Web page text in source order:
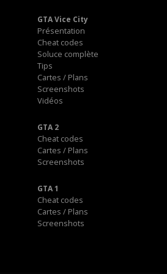
GTA Vice City
Présentation
Cheat codes
Soluce complète
Tips
Cartes / Plans
Screenshots
Vidéos
GTA 2
Cheat codes
Cartes / Plans
Screenshots
GTA 1
Cheat codes
Cartes / Plans
Screenshots